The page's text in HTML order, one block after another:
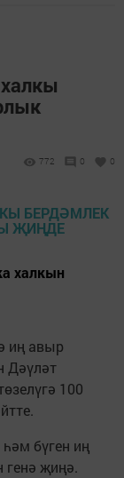
772 0 0
халкын
иң авыр
Дәүләт
100
бүген иң
генә җиңә.